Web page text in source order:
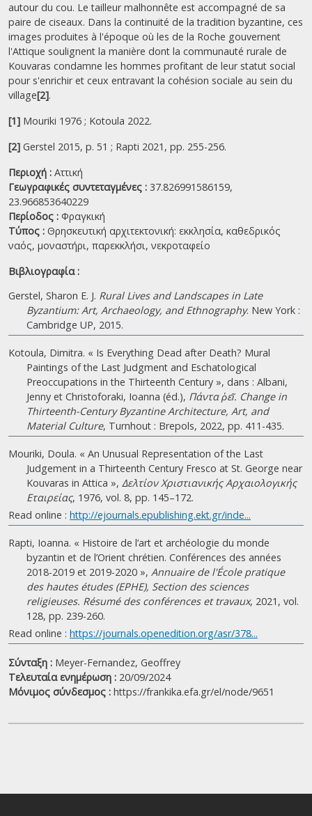
autour du cou. Le tailleur malhonnête est accompagné de sa
paire de ciseaux. Dans la continuité de la tradition byzantine, ces
images produites à l'époque où les de la Roche gouvernent
l'Attique soulignent la manière dont la communauté rurale de
Kouvaras condamne les hommes profitant de leur statut social
pour s'enrichir et ceux entravant la cohésion sociale au sein du
village[2].
[1] Mouriki 1976 ; Kotoula 2022.
[2] Gerstel 2015, p. 51 ; Rapti 2021, pp. 255-256.
Περιοχή : Αττική
Γεωγραφικές συντεταγμένες : 37.826991586159,
23.966853640229
Περίοδος : Φραγκική
Τύπος : Θρησκευτική αρχιτεκτονική: εκκλησία, καθεδρικός
ναός, μοναστήρι, παρεκκλήσι, νεκροταφείο
Βιβλιογραφία :
Gerstel, Sharon E. J. Rural Lives and Landscapes in Late
Byzantium: Art, Archaeology, and Ethnography. New York :
Cambridge UP, 2015.
Kotoula, Dimitra. « Is Everything Dead after Death? Mural
Paintings of the Last Judgment and Eschatological
Preoccupations in the Thirteenth Century », dans : Albani,
Jenny et Christoforaki, Ioanna (éd.), Πάντα ῥεῖ. Change in
Thirteenth-Century Byzantine Architecture, Art, and
Material Culture, Turnhout : Brepols, 2022, pp. 411-435.
Mouriki, Doula. « An Unusual Representation of the Last
Judgement in a Thirteenth Century Fresco at St. George near
Kouvaras in Attica », Δελτίον Χριστιανικής Αρχαιολογικής
Εταιρείας, 1976, vol. 8, pp. 145–172.
Read online : http://ejournals.epublishing.ekt.gr/inde...
Rapti, Ioanna. « Histoire de l’art et archéologie du monde
byzantin et de l’Orient chrétien. Conférences des années
2018-2019 et 2019-2020 », Annuaire de l'École pratique
des hautes études (EPHE), Section des sciences
religieuses. Résumé des conférences et travaux, 2021, vol.
128, pp. 239-260.
Read online : https://journals.openedition.org/asr/378...
Σύνταξη : Meyer-Fernandez, Geoffrey
Τελευταία ενημέρωση : 20/09/2024
Μόνιμος σύνδεσμος : https://frankika.efa.gr/el/node/9651
Église Saint-Georges / του Αγίου